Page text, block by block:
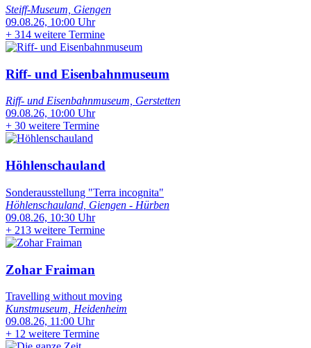
Steiff-Museum, Giengen
09.08.26, 10:00 Uhr
+ 314 weitere Termine
Riff- und Eisenbahnmuseum
Riff- und Eisenbahnmuseum, Gerstetten
09.08.26, 10:00 Uhr
+ 30 weitere Termine
Höhlenschauland
Sonderausstellung "Terra incognita"
Höhlenschauland, Giengen - Hürben
09.08.26, 10:30 Uhr
+ 213 weitere Termine
Zohar Fraiman
Travelling without moving
Kunstmuseum, Heidenheim
09.08.26, 11:00 Uhr
+ 12 weitere Termine